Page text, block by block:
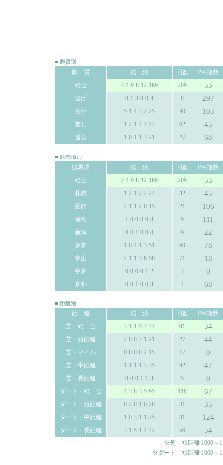
■ 脚質別
脚 質 成 績 回数
PW指数
総合
7-4-9-8-12-169 209 53
逃げ 0-1-3-0-0-4 8 297
先行 5-1-4-3-2-25 40 103
差し 1-2-1-4-7-47 62 45
追込 1-0-1-1-3-21 27 68
■ 競馬場別
競馬場 成 績 回数
PW指数
総合
7-4-9-8-12-169 209 53
札幌 1-2-1-2-2-24 32 45
函館 2-1-1-2-0-15 21 106
福島 1-0-0-0-0-8 9 111
新潟 0-0-1-0-0-8 9 22
東京 1-0-4-1-3-51 60 78
中山 2-1-1-3-6-58 71 18
中京 0-0-0-0-1-2 3 0
京都 0-0-1-0-0-3 4 68
■ 距離別
距 離 成 績 回数
PW指数
芝・総 合
3-1-1-5-7-74 91 34
芝・短距離 2-0-0-3-1-21 27 44
芝・マイル 0-0-0-0-2-15 17 0
芝・中距離 1-1-1-1-3-35 42 47
芝・長距離 0-0-0-1-1-3 5 0
ダート・総 合 4-3-8-3-5-95 118 67
ダート・短距離 0-2-0-1-0-28 31 35
ダート・中距離 1-0-3-1-1-25 31 124
ダート・長距離 3-1-5-1-4-42 56 54
※芝 短距離 1000～
※ダート 短距離 1000～